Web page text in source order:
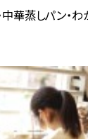
華蒸しパン・わ